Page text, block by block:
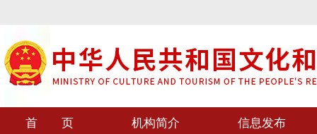
首 页 机构简介 信息发布